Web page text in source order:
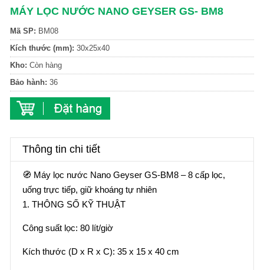
MÁY LỌC NƯỚC NANO GEYSER GS- BM8
Mã SP: BM08
Kích thước (mm): 30x25x40
Kho: Còn hàng
Bảo hành: 36
Thông tin chi tiết
🧭 Máy lọc nước Nano Geyser GS-BM8 – 8 cấp lọc,
uống trực tiếp, giữ khoáng tự nhiên
1. THÔNG SỐ KỸ THUẬT
Công suất lọc: 80 lít/giờ
Kích thước (D x R x C): 35 x 15 x 40 cm